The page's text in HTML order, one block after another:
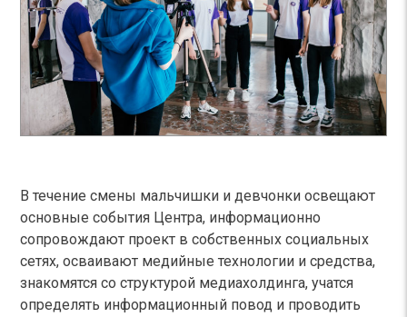
В течение смены мальчишки и девчонки освещают
основные события Центра, информационно
сопровождают проект в собственных социальных
сетях, осваивают медийные технологии и средства,
знакомятся со структурой медиахолдинга, учатся
определять информационный повод и проводить